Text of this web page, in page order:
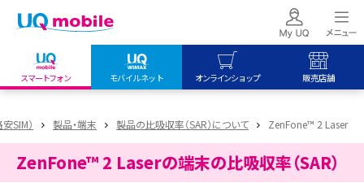
スマートフォン モバイルネット オンラインショップ 販売店舗
UQ WiMAX ご契約の方
My UQ mobile
オンラインショップ
UQ WiMAX
販売店舗
UQ WiMAX
SIM） 製品・端末 製品の比吸収率（SAR）について ZenFone™ 2 Laser
ZenFone™ 2 Laserの端末の比吸収率（SAR）